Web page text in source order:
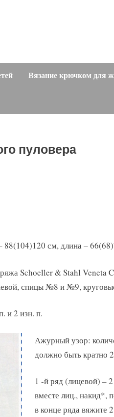
Вязание крючком для
пуловера
88(104)120 см, длина –
Schoeller & Stahl Veneta
спицы №8 и №9,
и 2 изн. п.
Ажурный узор:
должно быть кратно
1 -й ряд (лицевой) –
вместе лиц., накид*,
в конце ряда вяжите